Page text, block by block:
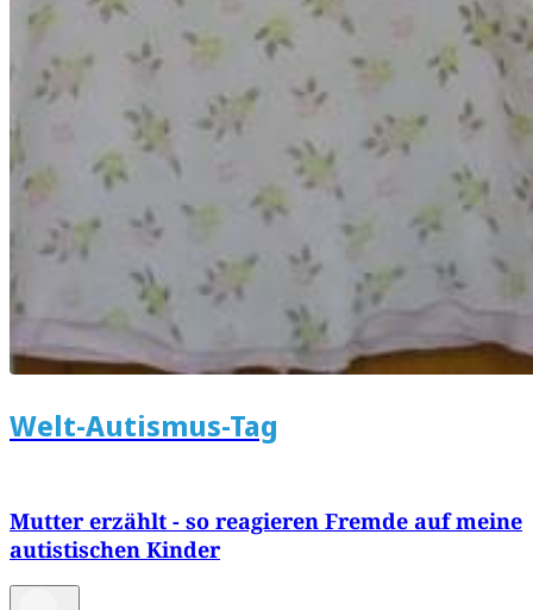
Welt-Autismus-Tag
Mutter erzählt - so reagieren Fremde auf meine
autistischen Kinder